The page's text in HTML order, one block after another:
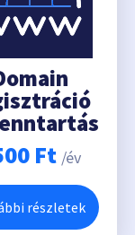
Ft /év
részletek